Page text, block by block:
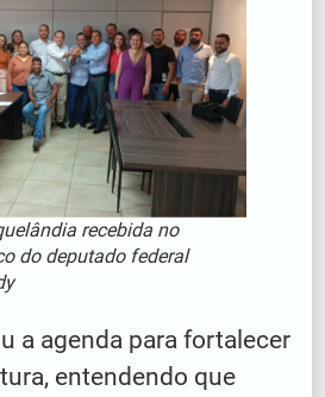
recebida no
do deputado federal
a agenda para fortalecer
entendendo que